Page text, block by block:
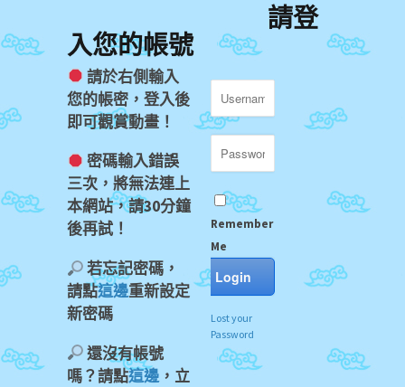
請登
入您的帳號
請於右側輸入
您的帳密，登入後
即可觀賞動畫！
密碼輸入錯誤
三次，將無法連上
本網站，請30分鐘
後再試！
若忘記密碼，
請點這邊重新設定
新密碼
還沒有帳號
嗎？請點這邊，立
Remember
Me
Lost your
Password